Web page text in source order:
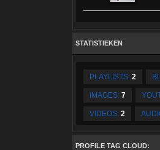
STATISTIEKEN
PLAYLISTS: 2
IMAGES: 7
VIDEOS: 2
PROFILE TAG CLOUD: